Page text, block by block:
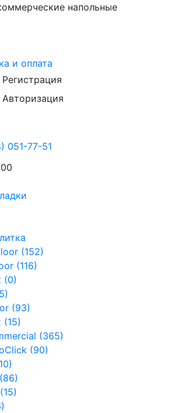
напольные
и оплата
Регистрация
Авторизация
051-77-51
(152)
(116)
(0)
(93)
(15)
(365)
(90)